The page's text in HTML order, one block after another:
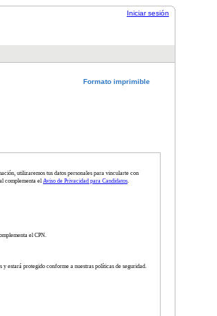
Iniciar sesión
Formato imprimible
utilizaremos tus datos personales para vincularte con
complementa el Aviso de Privacidad para Candidatos.
el CPN.
estará protegido conforme a nuestras políticas de seguridad.